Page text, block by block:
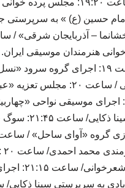
ساحل» / ساعت ۱۹: اجرای گروه سرود
پرده خوانی «سویدبن عمرو» با
دریایی از اراک/ ساعت ۲۱: شعرخوانی / ساعت ۲۱:۱۵:
۲۱:۳۰: اجرای
اکبر(ع)» به